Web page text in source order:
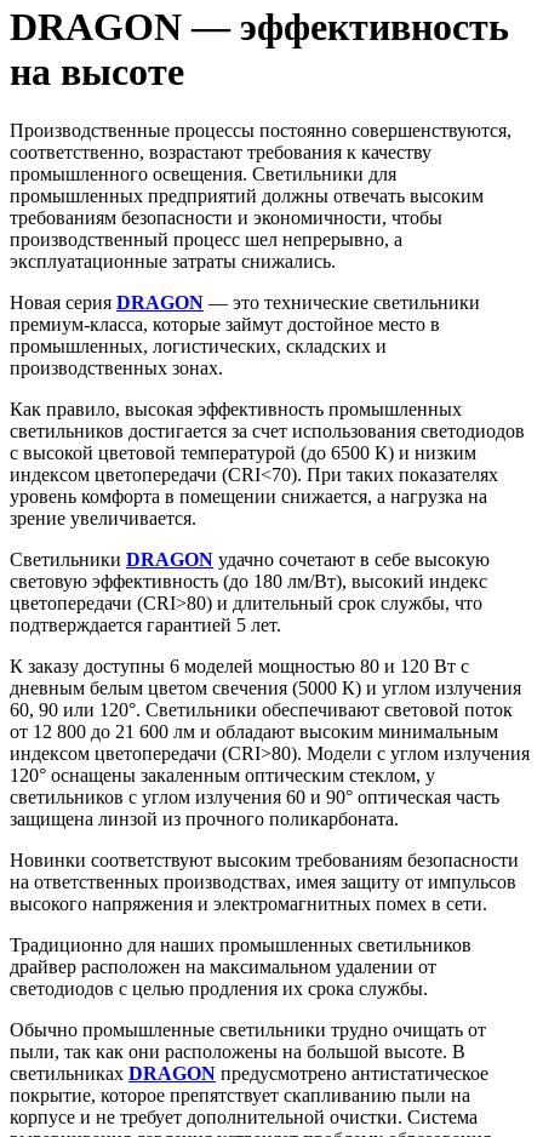
DRAGON — эффективность
на высоте
Производственные процессы постоянно совершенствуются,
соответственно, возрастают требования к качеству
промышленного освещения. Светильники для
промышленных предприятий должны отвечать высоким
требованиям безопасности и экономичности, чтобы
производственный процесс шел непрерывно, а
эксплуатационные затраты снижались.
Новая серия DRAGON — это технические светильники
премиум-класса, которые займут достойное место в
промышленных, логистических, складских и
производственных зонах.
Как правило, высокая эффективность промышленных
светильников достигается за счет использования светодиодов
с высокой цветовой температурой (до 6500 К) и низким
индексом цветопередачи (CRI<70). При таких показателях
уровень комфорта в помещении снижается, а нагрузка на
зрение увеличивается.
Светильники DRAGON удачно сочетают в себе высокую
световую эффективность (до 180 лм/Вт), высокий индекс
цветопередачи (CRI>80) и длительный срок службы, что
подтверждается гарантией 5 лет.
К заказу доступны 6 моделей мощностью 80 и 120 Вт с
дневным белым цветом свечения (5000 К) и углом излучения
60, 90 или 120°. Светильники обеспечивают световой поток
от 12 800 до 21 600 лм и обладают высоким минимальным
индексом цветопередачи (CRI>80). Модели с углом излучения
120° оснащены закаленным оптическим стеклом, у
светильников с углом излучения 60 и 90° оптическая часть
защищена линзой из прочного поликарбоната.
Новинки соответствуют высоким требованиям безопасности
на ответственных производствах, имея защиту от импульсов
высокого напряжения и электромагнитных помех в сети.
Традиционно для наших промышленных светильников
драйвер расположен на максимальном удалении от
светодиодов с целью продления их срока службы.
Обычно промышленные светильники трудно очищать от
пыли, так как они расположены на большой высоте. В
светильниках DRAGON предусмотрено антистатическое
покрытие, которое препятствует скапливанию пыли на
корпусе и не требует дополнительной очистки. Система